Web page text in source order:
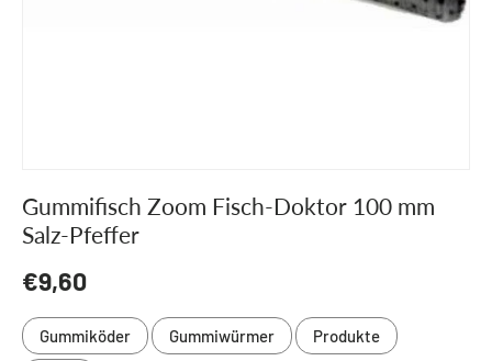
Gummifisch Zoom Fisch-Doktor 100 mm
Salz-Pfeffer
Normaler Preis
€9,60
Gummiköder Gummiwürmer Produkte